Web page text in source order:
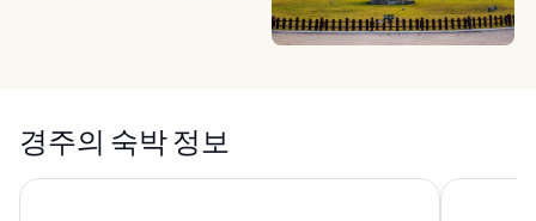
경주의 숙박 정보
소노캄 경주 라한셀렉